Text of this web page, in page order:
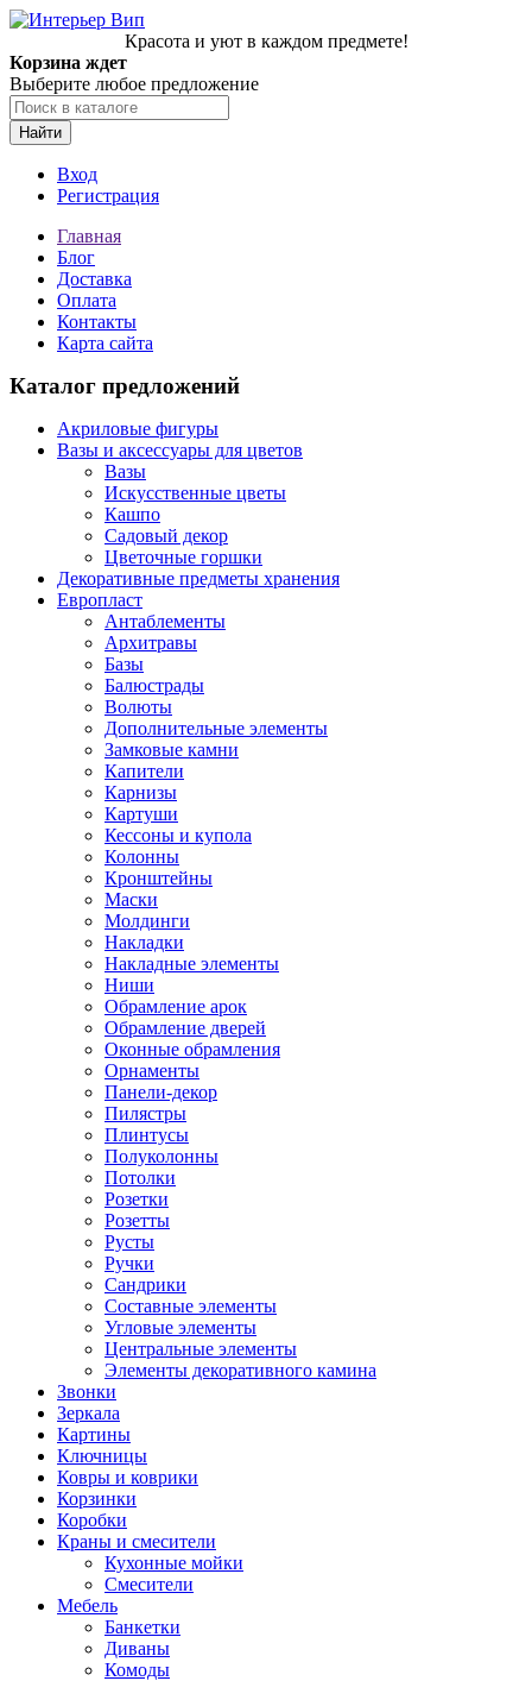
Красота и уют в каждом предмете!
Корзина ждет
Выберите любое предложение
Найти
Вход
Регистрация
Главная
Блог
Доставка
Оплата
Контакты
Карта сайта
Каталог предложений
Акриловые фигуры
Вазы и аксессуары для цветов
Вазы
Искусственные цветы
Кашпо
Садовый декор
Цветочные горшки
Декоративные предметы хранения
Европласт
Антаблементы
Архитравы
Базы
Балюстрады
Волюты
Дополнительные элементы
Замковые камни
Капители
Карнизы
Картуши
Кессоны и купола
Колонны
Кронштейны
Маски
Молдинги
Накладки
Накладные элементы
Ниши
Обрамление арок
Обрамление дверей
Оконные обрамления
Орнаменты
Панели-декор
Пилястры
Плинтусы
Полуколонны
Потолки
Розетки
Розетты
Русты
Ручки
Сандрики
Составные элементы
Угловые элементы
Центральные элементы
Элементы декоративного камина
Звонки
Зеркала
Картины
Ключницы
Ковры и коврики
Корзинки
Коробки
Краны и смесители
Кухонные мойки
Смесители
Мебель
Банкетки
Диваны
Комоды